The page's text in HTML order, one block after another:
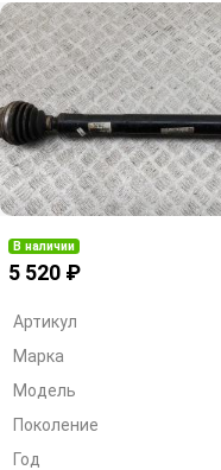
В наличии
5 520 ₽
Артикул
Марка
Модель
Поколение
Год